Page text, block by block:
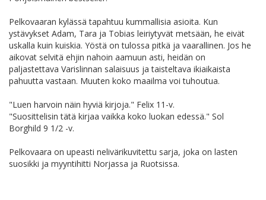
Pelkovaaran kylässä tapahtuu kummallisia asioita. Kun
ystävykset Adam, Tara ja Tobias leiriytyvät metsään, he eivät
uskalla kuin kuiskia. Yöstä on tulossa pitkä ja vaarallinen. Jos he
aikovat selvitä ehjin nahoin aamuun asti, heidän on
paljastettava Varislinnan salaisuus ja taisteltava ikiaikaista
pahuutta vastaan. Muuten koko maailma voi tuhoutua.
"Luen harvoin näin hyviä kirjoja." Felix 11-v.
"Suosittelisin tätä kirjaa vaikka koko luokan edessä." Sol
Borghild 9 1/2 -v.
Pelkovaara on upeasti nelivärikuvitettu sarja, joka on lasten
suosikki ja myyntihitti Norjassa ja Ruotsissa.